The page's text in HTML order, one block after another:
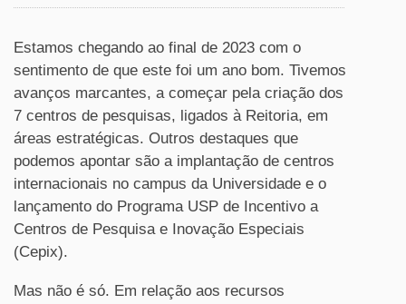
Estamos chegando ao final de 2023 com o
sentimento de que este foi um ano bom. Tivemos
avanços marcantes, a começar pela criação dos
7 centros de pesquisas, ligados à Reitoria, em
áreas estratégicas. Outros destaques que
podemos apontar são a implantação de centros
internacionais no campus da Universidade e o
lançamento do Programa USP de Incentivo a
Centros de Pesquisa e Inovação Especiais
(Cepix).
Mas não é só. Em relação aos recursos